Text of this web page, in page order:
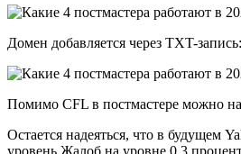
Домен добавляется через TXT-запись:
Помимо CFL в постмастере можно
Остается надеяться, что в будущем